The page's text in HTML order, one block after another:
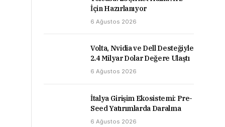
İçin Hazırlanıyor
6 Ağustos 2026
Volta, Nvidia ve Dell Desteğiyle
2.4 Milyar Dolar Değere Ulaştı
6 Ağustos 2026
İtalya Girişim Ekosistemi: Pre-
Seed Yatırımlarda Daralma
6 Ağustos 2026